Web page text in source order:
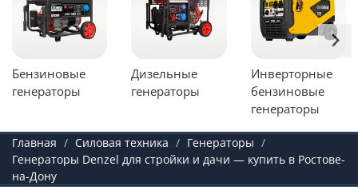
Бензиновые
генераторы
Дизельные
генераторы
Инверторные
бензиновые
генераторы
Главная Силовая техника
Генераторы
Генераторы Denzel для стройки и дачи — купить в Ростове-
на-Дону